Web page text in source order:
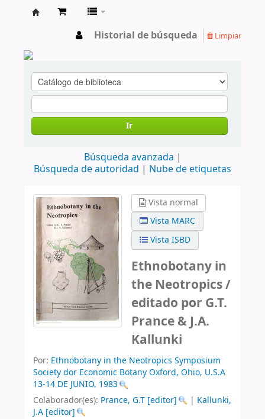
Historial de búsqueda Limpiar
Ir
Búsqueda avanzada
Búsqueda de autoridad
Nube de etiquetas
Vista normal
Vista MARC
Vista ISBD
Ethnobotany in
the Neotropics /
editado por G.T.
Prance & J.A.
Kallunki
Por: Ethnobotany in the Neotropics Symposium
Society dor Economic BotanyOxford, Ohio, U.S.A
13-14 DE JUNIO, 1983
Colaborador(es): Prance, G.T [editor] | Kallunki,
J.A [editor]